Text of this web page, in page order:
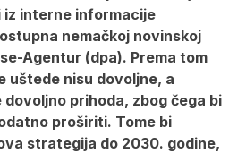
iz interne informacije
nemačkoj novinskoj
Agentur (dpa). Prema tom
uštede nisu dovoljne, a
prihoda, zbog čega bi
proširiti. Tome bi
strategija do 2030. godine,